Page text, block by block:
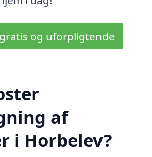
og uforpligtende
af
i Horbelev?